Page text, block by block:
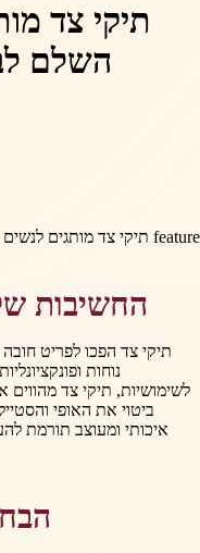
תיקי צד
השלם
החשיבות
תיקי צד הפכו לפריט
נוחות
לשימושיות, תיקי צד מהווים
ביטוי את האופי
איכותי ומעוצב תורמת